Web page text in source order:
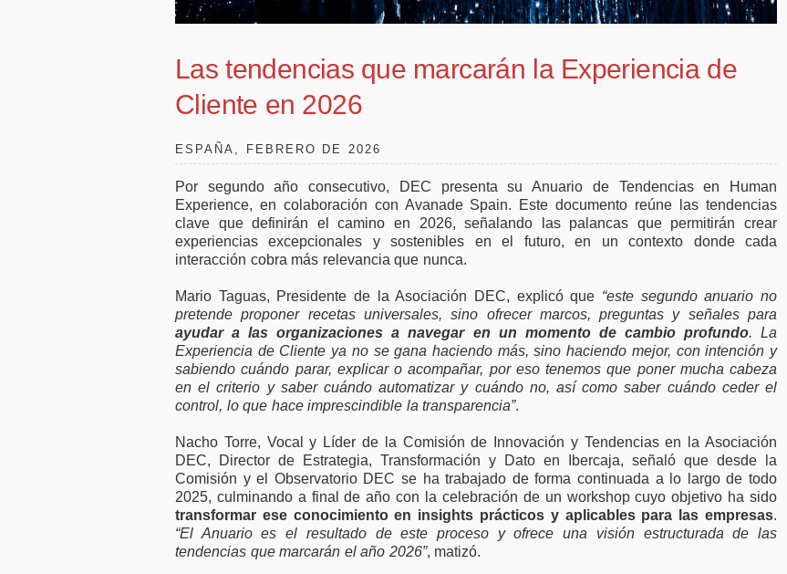
Las tendencias que marcarán la Experiencia de
Cliente en 2026
ESPAÑA, FEBRERO DE 2026
Por segundo año consecutivo, DEC presenta su Anuario de Tendencias en Human
Experience, en colaboración con Avanade Spain. Este documento reúne las tendencias
clave que definirán el camino en 2026, señalando las palancas que permitirán crear
experiencias excepcionales y sostenibles en el futuro, en un contexto donde cada
interacción cobra más relevancia que nunca.
Mario Taguas, Presidente de la Asociación DEC, explicó que “este segundo anuario no
pretende proponer recetas universales, sino ofrecer marcos, preguntas y señales para
ayudar a las organizaciones a navegar en un momento de cambio profundo. La
Experiencia de Cliente ya no se gana haciendo más, sino haciendo mejor, con intención y
sabiendo cuándo parar, explicar o acompañar, por eso tenemos que poner mucha cabeza
en el criterio y saber cuándo automatizar y cuándo no, así como saber cuándo ceder el
control, lo que hace imprescindible la transparencia”.
Nacho Torre, Vocal y Líder de la Comisión de Innovación y Tendencias en la Asociación
DEC, Director de Estrategia, Transformación y Dato en Ibercaja, señaló que desde la
Comisión y el Observatorio DEC se ha trabajado de forma continuada a lo largo de todo
2025, culminando a final de año con la celebración de un workshop cuyo objetivo ha sido
transformar ese conocimiento en insights prácticos y aplicables para las empresas.
“El Anuario es el resultado de este proceso y ofrece una visión estructurada de las
tendencias que marcarán el año 2026”, matizó.
50.000 millones en
empresas y pymes
favor de ampliar el
vivienda en la costa